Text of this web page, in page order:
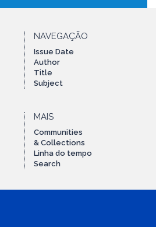
NAVEGAÇÃO
Issue Date
Author
Title
Subject
MAIS
Communities
& Collections
Linha do tempo
Search